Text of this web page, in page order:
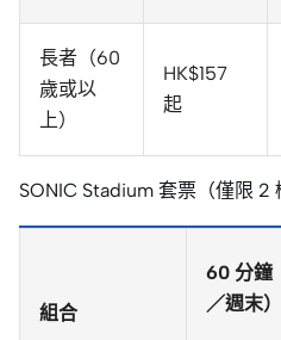
長者（60
歲或以
上）
HK$157
起
SONIC Stadium 套票（僅限 2
組合
60 分鐘
／週末）